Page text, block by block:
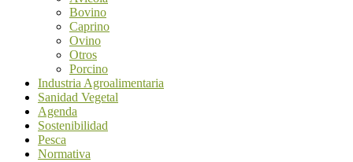
Bovino
Caprino
Ovino
Otros
Porcino
Industria Agroalimentaria
Sanidad Vegetal
Agenda
Sostenibilidad
Pesca
Normativa